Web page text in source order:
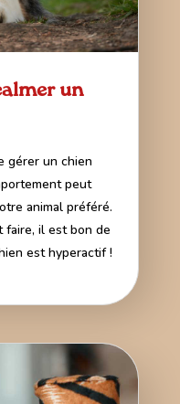
un
gérer un chien
peut
animal préféré.
faire, il est bon de
est hyperactif !